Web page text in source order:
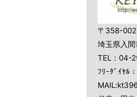
〒358-
埼玉県入
TEL：04-
ﾌﾘｰﾀﾞｲﾔ